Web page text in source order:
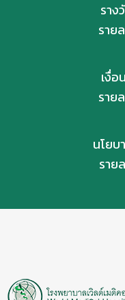
ราง
ราย
เงื่อ
ราย
นโยบ
ราย